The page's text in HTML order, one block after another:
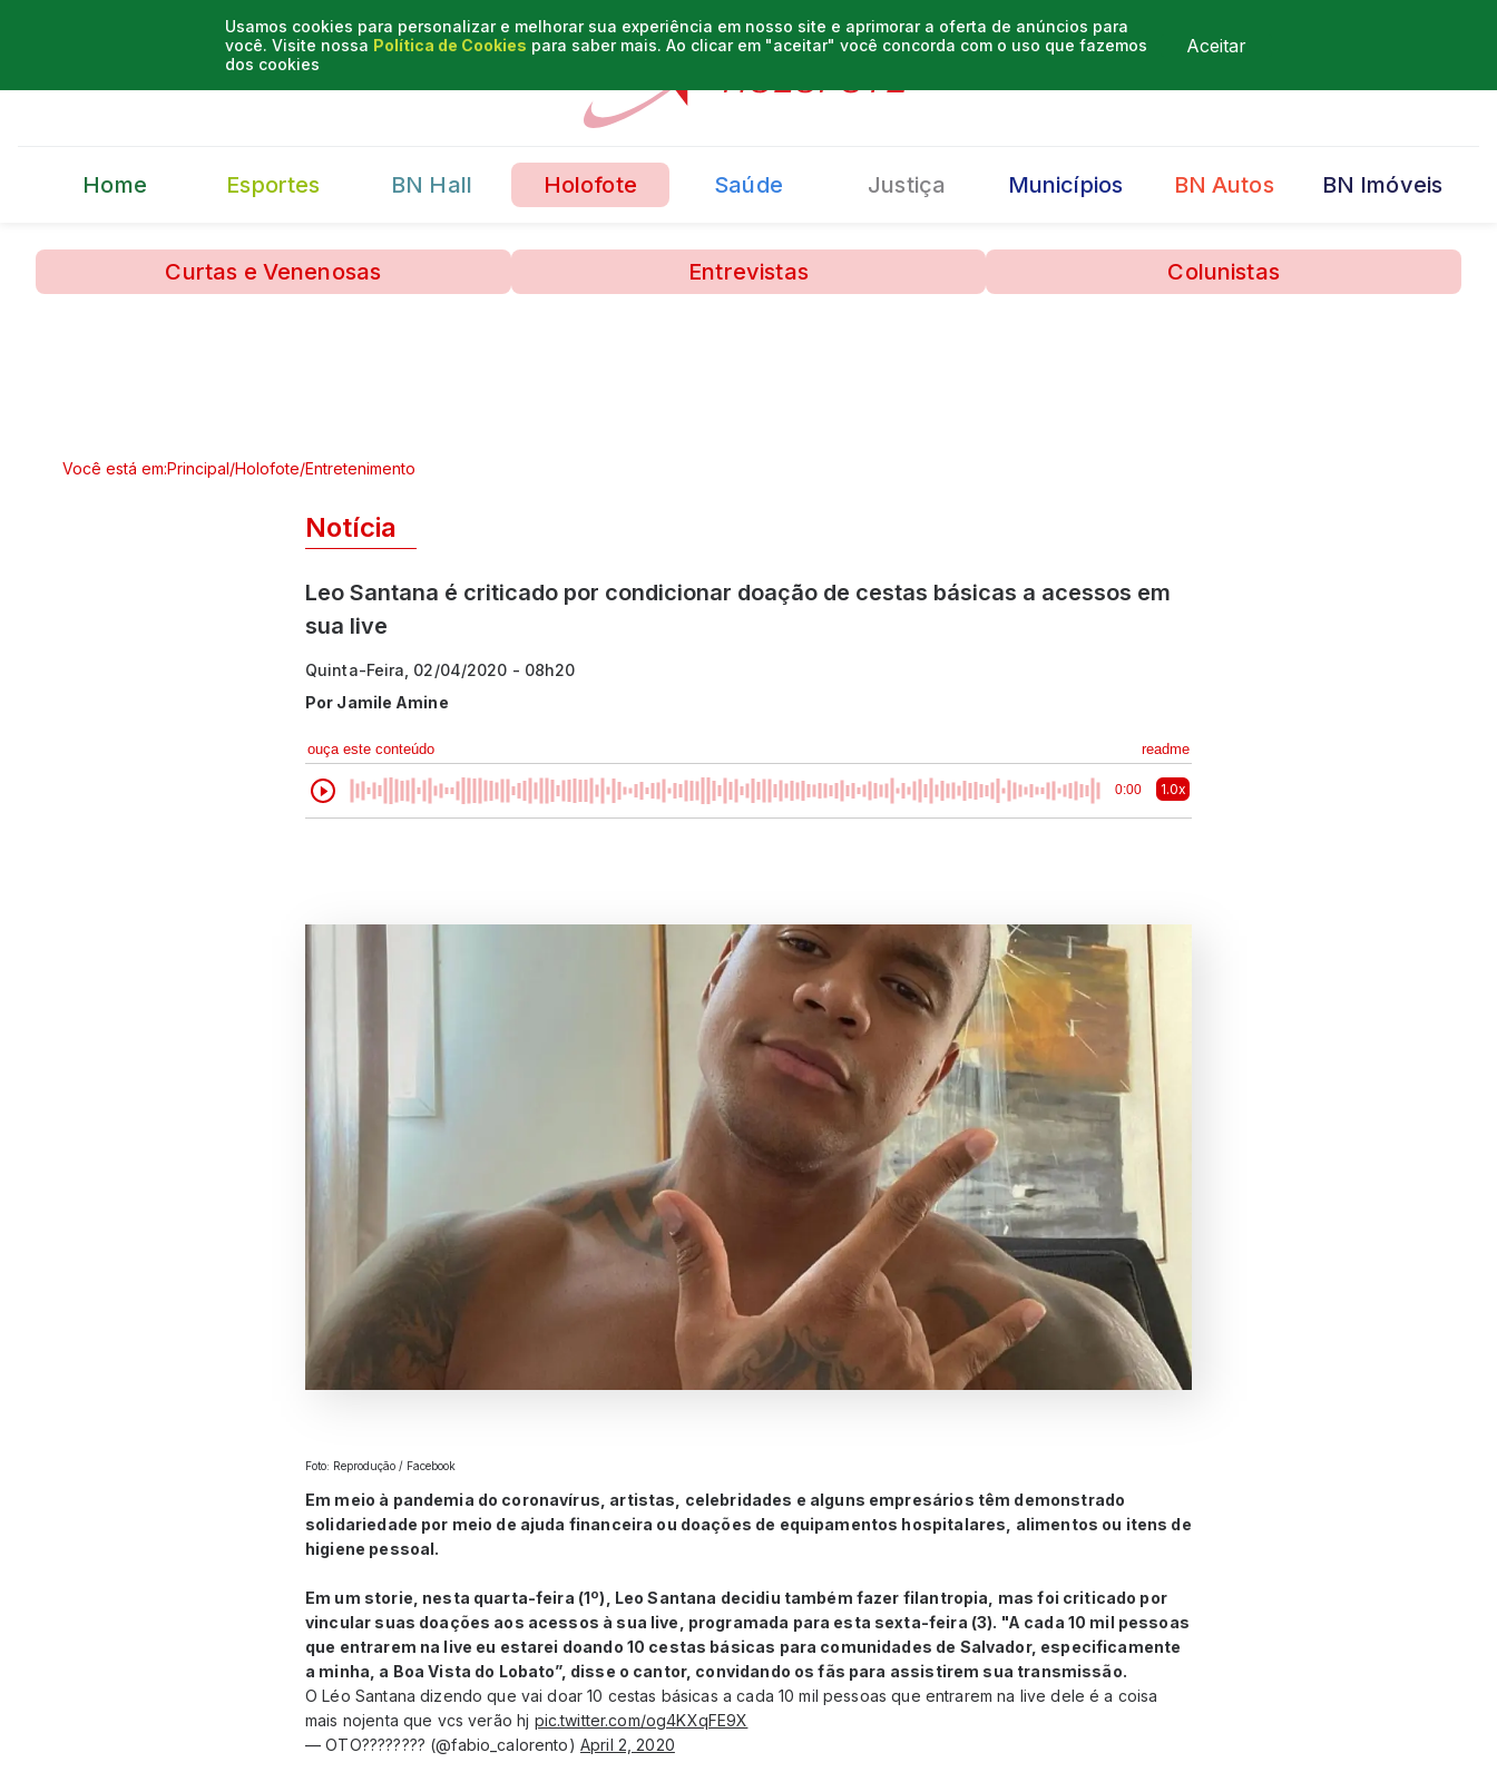
Usamos cookies para personalizar e melhorar sua experiência em nosso site e aprimorar a oferta de anúncios para
você. Visite nossa Política de Cookies para saber mais. Ao clicar em "aceitar" você concorda com o uso que fazemos
dos cookies
Aceitar
Home Esportes BN Hall Holofote Saúde Justiça Municípios BN Autos BN Imóveis
Curtas e Venenosas Entrevistas Colunistas
Você está em:Principal/Holofote/Entretenimento
Notícia
Leo Santana é criticado por condicionar doação de cestas básicas a acessos em
sua live
Quinta-Feira, 02/04/2020 - 08h20
Por Jamile Amine
ouça este conteúdo readme
0:00 1.0x
Foto: Reprodução / Facebook
Em meio à pandemia do coronavírus, artistas, celebridades e alguns empresários têm demonstrado
solidariedade por meio de ajuda financeira ou doações de equipamentos hospitalares, alimentos ou itens de
higiene pessoal.
Em um storie, nesta quarta-feira (1º), Leo Santana decidiu também fazer filantropia, mas foi criticado por
vincular suas doações aos acessos à sua live, programada para esta sexta-feira (3). "A cada 10 mil pessoas
que entrarem na live eu estarei doando 10 cestas básicas para comunidades de Salvador, especificamente
a minha, a Boa Vista do Lobato”, disse o cantor, convidando os fãs para assistirem sua transmissão.
O Léo Santana dizendo que vai doar 10 cestas básicas a cada 10 mil pessoas que entrarem na live dele é a coisa
mais nojenta que vcs verão hj pic.twitter.com/og4KXqFE9X
— OTO???????? (@fabio_calorento) April 2, 2020